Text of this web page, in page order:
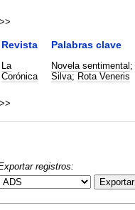
>>
Revista Palabras clave
La
Corónica
Novela sentimental ;
Silva; Rota Veneris
>>
registros:
Exportar